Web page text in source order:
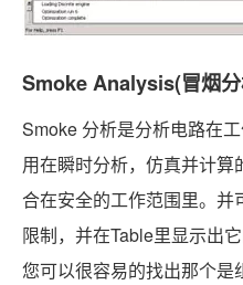
Smoke Analysis(冒烟
Smoke 分析是分析电路在
用在瞬时分析，仿真并计
合在安全的工作范围里。并
限制，并在Table里显示出
您可以很容易的找出那个